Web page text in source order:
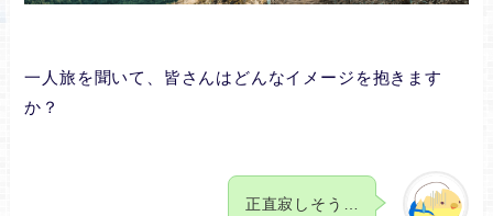
一人旅を聞いて、皆さんはどんなイメージを抱きます
か？
正直寂しそう…